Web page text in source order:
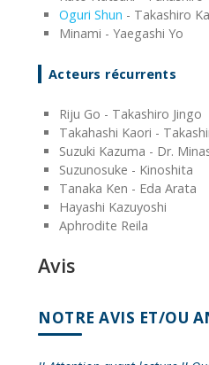
Oguri Shun - Takashiro
Minami - Yaegashi Yo
Acteurs récurrents
Riju Go - Takashiro Jingo
Takahashi Kaori -
Suzuki Kazuma - Dr.
Suzunosuke - Kinoshita
Tanaka Ken - Eda Arata
Hayashi Kazuyoshi
Aphrodite Reila
Avis
NOTRE AVIS ET/OU